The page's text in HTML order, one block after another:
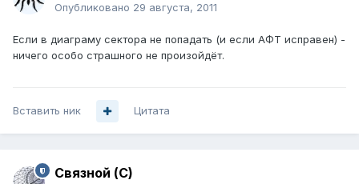
Опубликовано 29 августа, 2011
Если в диаграму сектора не попадать (и если АФТ исправен) -
ничего особо страшного не произойдёт.
Вставить ник Цитата
Связной (С)